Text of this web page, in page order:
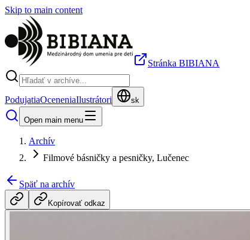
Skip to main content
Stránka BIBIANA
PodujatiaOceneniaIlustrátori sk
Open main menu
Archív
Filmové básničky a pesničky, Lučenec
Späť na archív
Kopírovať odkaz